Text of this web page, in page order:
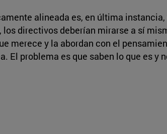
alineada es, en última
directivos deberían mirarse a sí
merece y la abordan con el
El problema es que saben lo que es y